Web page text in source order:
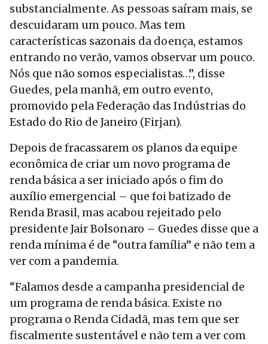
substancialmente. As pessoas saíram mais, se
descuidaram um pouco. Mas tem
características sazonais da doença, estamos
entrando no verão, vamos observar um pouco.
Nós que não somos especialistas…”, disse
Guedes, pela manhã, em outro evento,
promovido pela Federação das Indústrias do
Estado do Rio de Janeiro (Firjan).
Depois de fracassarem os planos da equipe
econômica de criar um novo programa de
renda básica a ser iniciado após o fim do
auxílio emergencial – que foi batizado de
Renda Brasil, mas acabou rejeitado pelo
presidente Jair Bolsonaro – Guedes disse que a
renda mínima é de “outra família” e não tem a
ver com a pandemia.
“Falamos desde a campanha presidencial de
um programa de renda básica. Existe no
programa o Renda Cidadã, mas tem que ser
fiscalmente sustentável e não tem a ver com